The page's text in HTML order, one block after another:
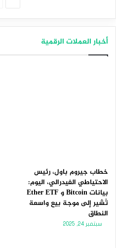
أخبار العملات الرقمية
خطاب جيروم باول، رئيس
الاحتياطي الفيدرالي، اليوم:
بيانات Bitcoin و Ether ETF
تُشير إلى موجة بيع واسعة
النطاق
سبتمبر 24, 2025